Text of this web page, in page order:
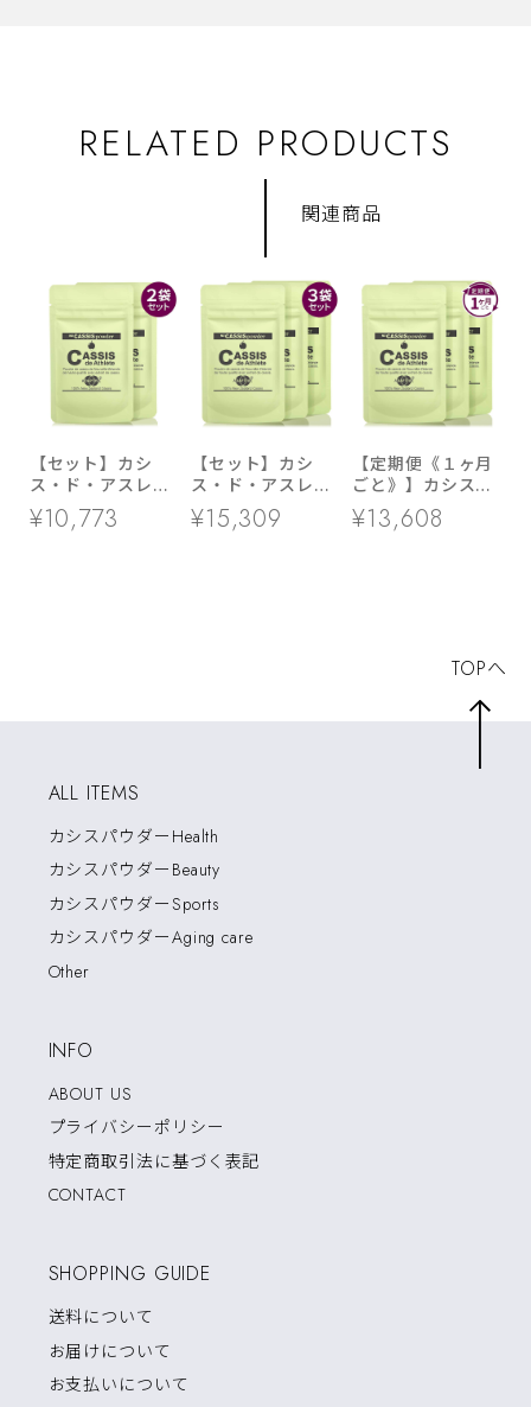
RELATED PRODUCTS
関連商品
【セット】カシ
ス・ド・アスレ
２袋セット
¥10,773
【セット】カシ
ス・ド・アスレ
３袋セット
¥15,309
【定期便《１ヶ月
ごと》】カシス・
ド・アスレ ３袋
セット
¥13,608
ALL ITEMS
カシスパウダーHealth
カシスパウダーBeauty
カシスパウダーSports
カシスパウダーAging care
Other
INFO
ABOUT US
プライバシーポリシー
特定商取引法に基づく表記
CONTACT
SHOPPING GUIDE
送料について
お届けについて
お支払いについて
TOPへ